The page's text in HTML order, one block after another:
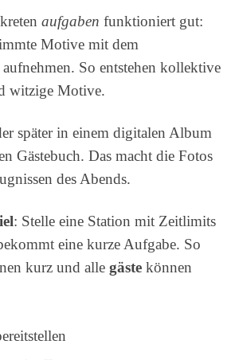
aufgaben funktioniert gut:
Motive mit dem
aufnehmen. So entstehen kollektive
witzige Motive.
später in einem digitalen Album
Gästebuch. Das macht die Fotos
des Abends.
: Stelle eine Station mit Zeitlimits
eine kurze Aufgabe. So
kurz und alle gäste können